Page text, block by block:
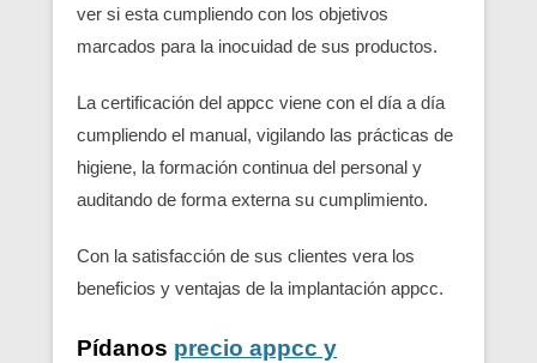
ver si esta cumpliendo con los objetivos
marcados para la inocuidad de sus productos.
La certificación del appcc viene con el día a día
cumpliendo el manual, vigilando las prácticas de
higiene, la formación continua del personal y
auditando de forma externa su cumplimiento.
Con la satisfacción de sus clientes vera los
beneficios y ventajas de la implantación appcc.
Pídanos precio appcc y